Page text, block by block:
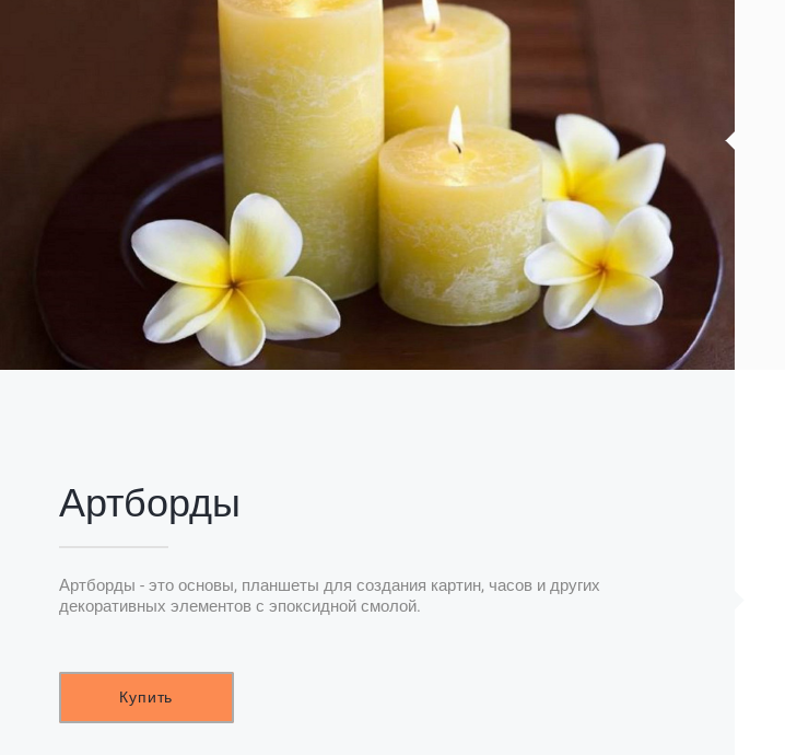
Артборды
Артборды - это основы, планшеты для создания картин, часов и других
декоративных элементов с эпоксидной смолой.
Купить